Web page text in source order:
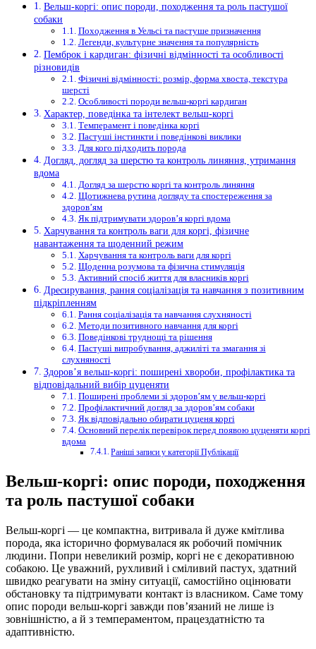
Вельш-коргі: опис породи, походження та роль пастушої
собаки
Походження в Уельсі та пастуше призначення
Легенди, культурне значення та популярність
Пемброк і кардиган: фізичні відмінності та особливості
різновидів
Фізичні відмінності: розмір, форма хвоста, текстура
шерсті
Особливості породи вельш-коргі кардиган
Характер, поведінка та інтелект вельш-коргі
Темперамент і поведінка коргі
Пастуші інстинкти і поведінкові виклики
Для кого підходить порода
Догляд, догляд за шерстю та контроль линяння, утримання
вдома
Догляд за шерстю коргі та контроль линяння
Щотижнева рутина догляду та спостереження за
здоров’ям
Як підтримувати здоров’я коргі вдома
Харчування та контроль ваги для коргі, фізичне
навантаження та щоденний режим
Харчування та контроль ваги для коргі
Щоденна розумова та фізична стимуляція
Активний спосіб життя для власників коргі
Дресирування, рання соціалізація та навчання з позитивним
підкріпленням
Рання соціалізація та навчання слухняності
Методи позитивного навчання для коргі
Поведінкові труднощі та рішення
Пастуші випробування, аджиліті та змагання зі
слухняності
Здоров’я вельш-коргі: поширені хвороби, профілактика та
відповідальний вибір цуценяти
Поширені проблеми зі здоров’ям у вельш-коргі
Профілактичний догляд за здоров’ям собаки
Як відповідально обирати цуценя коргі
Основний перелік перевірок перед появою цуценяти коргі
вдома
Раніші записи у категорії Публікації
Вельш-коргі: опис породи, походження
та роль пастушої собаки
Вельш-коргі — це компактна, витривала й дуже кмітлива
порода, яка історично формувалася як робочий помічник
людини. Попри невеликий розмір, коргі не є декоративною
собакою. Це уважний, рухливий і сміливий пастух, здатний
швидко реагувати на зміну ситуації, самостійно оцінювати
обстановку та підтримувати контакт із власником. Саме тому
опис породи вельш-коргі завжди пов’язаний не лише із
зовнішністю, а й з темпераментом, працездатністю та
адаптивністю.